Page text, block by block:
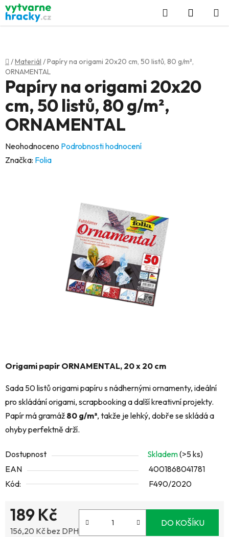
Přejít
na
obsah
Hledat
KOŠÍK
Domů
/Materiál /Papíry na origami 20x20 cm, 50 listů, 80 g/m²,
ORNAMENTAL
Origami papír ORNAMENTAL, 20 x 20 cm
Sada 50 listů origami papíru s nádhernými ornamenty, ideální
pro skládání origami, scrapbooking a další kreativní projekty.
Papír má gramáž 80 g/m², takže je lehký, dobře se skládá a
ohyby perfektně drží.
Dostupnost Skladem(>5 ks)
EAN
4001868041781
Kód:
F490/2020
189 Kč
156,20 Kč bez DPH
DO KOŠÍKU
Papíry na origami 20x20
cm, 50 listů, 80 g/m²,
ORNAMENTAL
Průměrné
hodnocení
Neohodnoceno Podrobnosti hodnocení
Značka: Folia